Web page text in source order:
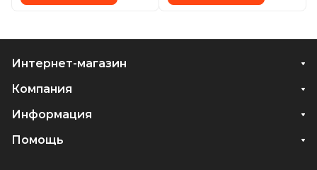
Интернет-магазин
Компания
Информация
Помощь